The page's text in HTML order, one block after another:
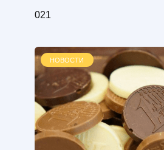
021
НОВОСТИ